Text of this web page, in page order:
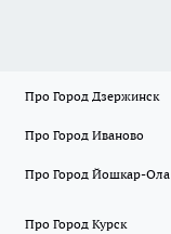
Про Город Дзержинск
Про Город Иваново
Про Город Йошкар-Ола
Про Город Курск